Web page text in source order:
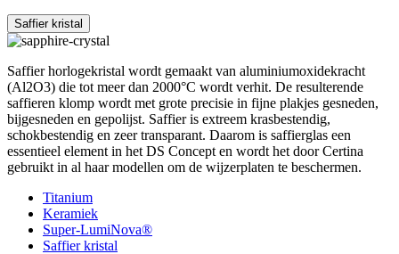
Saffier kristal
Saffier horlogekristal wordt gemaakt van aluminiumoxidekracht
(Al2O3) die tot meer dan 2000°C wordt verhit. De resulterende
saffieren klomp wordt met grote precisie in fijne plakjes gesneden,
bijgesneden en gepolijst. Saffier is extreem krasbestendig,
schokbestendig en zeer transparant. Daarom is saffierglas een
essentieel element in het DS Concept en wordt het door Certina
gebruikt in al haar modellen om de wijzerplaten te beschermen.
Titanium
Keramiek
Super-LumiNova®
Saffier kristal